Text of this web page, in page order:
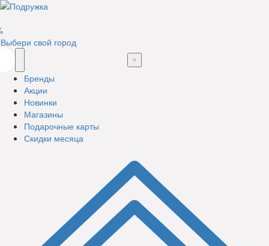
Выбери свой город
Бренды
Акции
Новинки
Магазины
Подарочные карты
Скидки месяца